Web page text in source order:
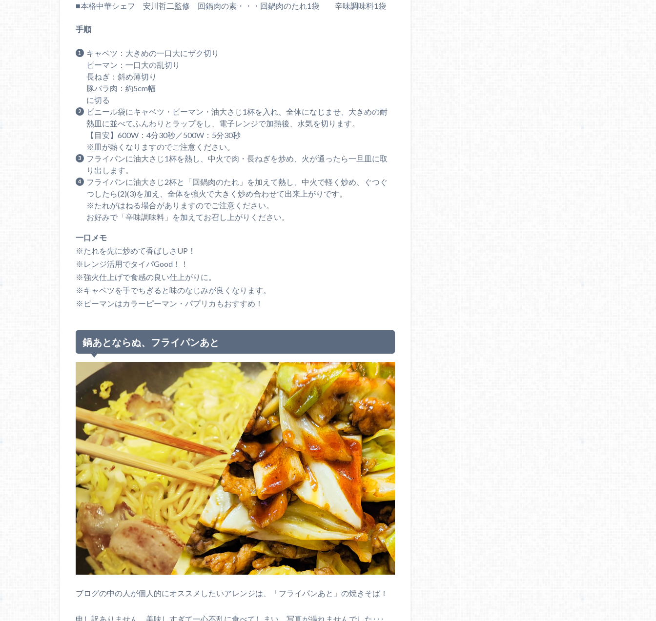
■本格中華シェフ 安川哲二監修 回鍋肉の素・・・回鍋肉のたれ1袋 辛味調味料1袋
手順
キャベツ：大きめの一口大にザク切り
ピーマン：一口大の乱切り
長ねぎ：斜め薄切り
豚バラ肉：約5cm幅
に切る
ビニール袋にキャベツ・ピーマン・油大さじ1杯を入れ、全体になじませ、大きめの耐
熱皿に並べてふんわりとラップをし、電子レンジで加熱後、水気を切ります。
【目安】600W：4分30秒／500W：5分30秒
※皿が熱くなりますのでご注意ください。
フライパンに油大さじ1杯を熱し、中火で肉・長ねぎを炒め、火が通ったら一旦皿に取
り出します。
フライパンに油大さじ2杯と「回鍋肉のたれ」を加えて熱し、中火で軽く炒め、ぐつぐ
つしたら(2)(3)を加え、全体を強火で大きく炒め合わせて出来上がりです。
※たれがはねる場合がありますのでご注意ください。
お好みで「辛味調味料」を加えてお召し上がりください。
一口メモ
※たれを先に炒めて香ばしさUP！
※レンジ活用でタイパGood！！
※強火仕上げで食感の良い仕上がりに。
※キャベツを手でちぎると味のなじみが良くなります。
※ピーマンはカラーピーマン・パプリカもおすすめ！
鍋あとならぬ、フライパンあと
ブログの中の人が個人的にオススメしたいアレンジは、「フライパンあと」の焼きそば！
申し訳ありません、美味しすぎて一心不乱に食べてしまい、写真が撮れませんでした･･･。